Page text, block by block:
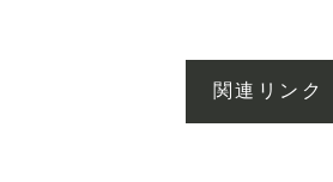
関連リンク